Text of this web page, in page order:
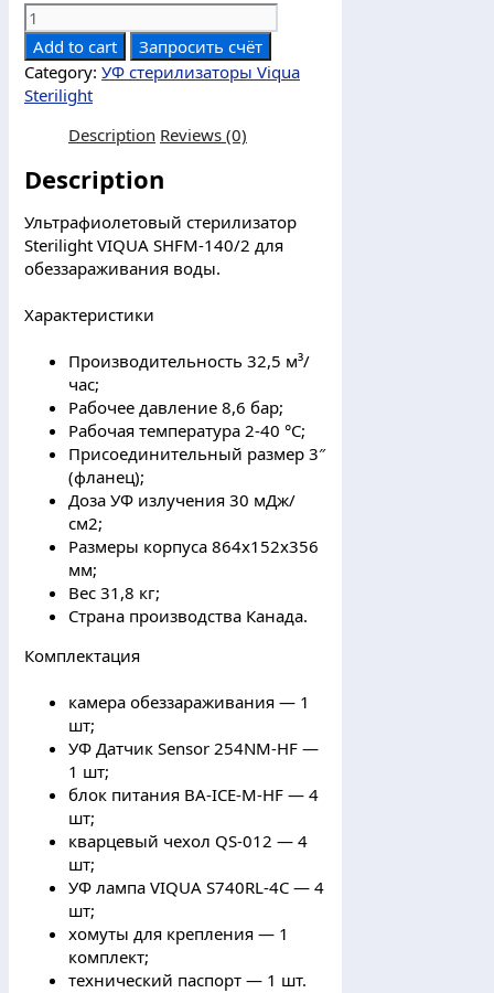
VIQUA
SHFM-
140/2
Sterilight
УФ
обеззараживатель
м³/
quantity
Add to cart
Запросить счёт
Category: УФ стерилизаторы Viqua
Sterilight
Description Reviews (0)
Description
Ультрафиолетовый стерилизатор
Sterilight VIQUA SHFM-140/2 для
обеззараживания воды.
Характеристики
Производительность 32,5 м³/
час;
Рабочее давление 8,6 бар;
Рабочая температура 2-40 °С;
Присоединительный размер 3″
(фланец);
Доза УФ излучения 30 мДж/
см2;
Размеры корпуса 864x152x356
мм;
Вес 31,8 кг;
Страна производства Канада.
Комплектация
камера обеззараживания — 1
шт;
УФ Датчик Sensor 254NM-HF —
1 шт;
блок питания BA-ICE-M-HF — 4
шт;
кварцевый чехол QS-012 — 4
шт;
УФ лампа VIQUA S740RL-4C — 4
шт;
хомуты для крепления — 1
комплект;
технический паспорт — 1 шт.